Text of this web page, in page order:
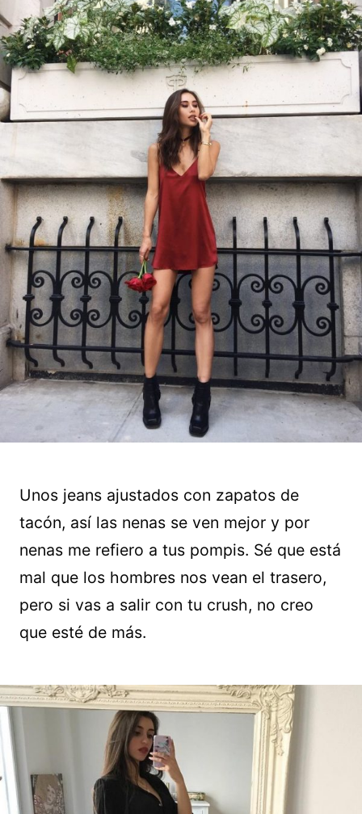
Unos jeans ajustados con zapatos de
tacón, así las nenas se ven mejor y por
nenas me refiero a tus pompis. Sé que está
mal que los hombres nos vean el trasero,
pero si vas a salir con tu crush, no creo
que esté de más.